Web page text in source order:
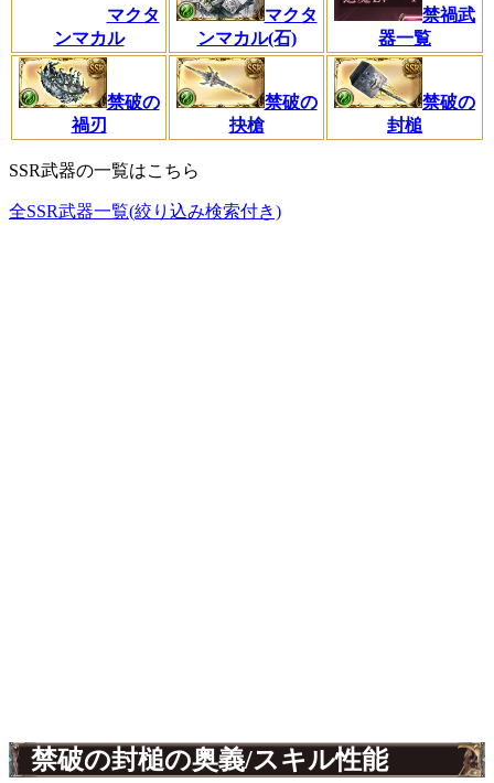
マクタ
ンマカル
マクタ
ンマカル(石)
禁禍武
器一覧
禁破の
禍刃
禁破の
抉槍
禁破の
封槌
SSR武器の一覧はこちら
全SSR武器一覧(絞り込み検索付き)
禁破の封槌の奥義/スキル性能